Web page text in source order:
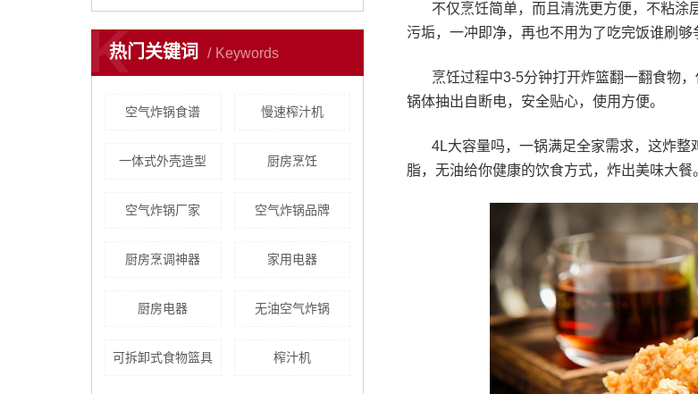
热门关键词 Keywords
K
空气炸锅食谱 慢速榨汁机
一体式外壳造型 厨房烹饪
空气炸锅厂家 空气炸锅品牌
厨房烹调神器 家用电器
厨房电器 无油空气炸锅
可拆卸式食物篮具 榨汁机
不仅烹饪简单，而且清洗更方便，不粘
污垢，一冲即净，再也不用为了吃完饭谁刷够
烹饪过程中3-5分钟打开炸篮翻一翻食物
锅体抽出自断电，安全贴心，使用方便。
4L大容量吗，一锅满足全家需求，这炸
脂，无油给你健康的饮食方式，炸出美味大餐。